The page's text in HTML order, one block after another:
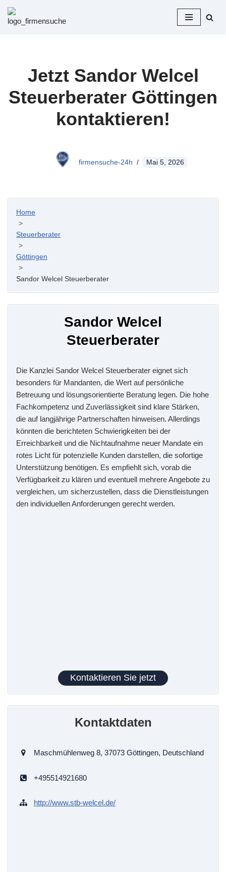
Zum
Jetzt Sandor Welcel
Steuerberater Göttingen
kontaktieren!
firmensuche-24h Mai 5, 2026
Home
>
Steuerberater
>
Göttingen
>
Sandor Welcel Steuerberater
Sandor Welcel
Steuerberater
Die Kanzlei Sandor Welcel Steuerberater eignet sich
besonders für Mandanten, die Wert auf persönliche
Betreuung und lösungsorientierte Beratung legen. Die hohe
Fachkompetenz und Zuverlässigkeit sind klare Stärken,
die auf langjährige Partnerschaften hinweisen. Allerdings
könnten die berichteten Schwierigkeiten bei der
Erreichbarkeit und die Nichtaufnahme neuer Mandate ein
rotes Licht für potenzielle Kunden darstellen, die sofortige
Unterstützung benötigen. Es empfiehlt sich, vorab die
Verfügbarkeit zu klären und eventuell mehrere Angebote zu
vergleichen, um sicherzustellen, dass die Dienstleistungen
den individuellen Anforderungen gerecht werden.
Kontaktieren Sie jetzt
Kontaktdaten
Maschmühlenweg 8, 37073 Göttingen, Deutschland
+495514921680
http://www.stb-welcel.de/